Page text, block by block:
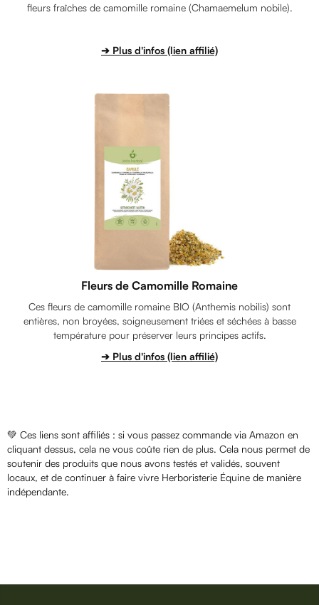
fleurs fraîches de camomille romaine (Chamaemelum nobile).
➔ Plus d'infos (lien affilié)
Fleurs de Camomille Romaine
Ces fleurs de camomille romaine BIO (Anthemis nobilis) sont
entières, non broyées, soigneusement triées et séchées à basse
température pour préserver leurs principes actifs.
➔ Plus d'infos (lien affilié)
💚 Ces liens sont affiliés : si vous passez commande via Amazon en
cliquant dessus, cela ne vous coûte rien de plus. Cela nous permet de
soutenir des produits que nous avons testés et validés, souvent
locaux, et de continuer à faire vivre Herboristerie Équine de manière
indépendante.